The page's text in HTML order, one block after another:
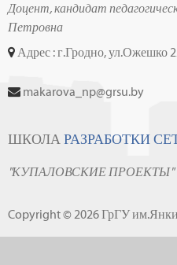
Доцент, кандидат педагогических наук
Петровна
Адрес : г.Гродно, ул.Ожешко
makarova_np@grsu.by
ШКОЛА РАЗРАБОТКИ
"КУПАЛОВСКИЕ ПРОЕКТЫ"
Copyright © 2026 ГрГУ